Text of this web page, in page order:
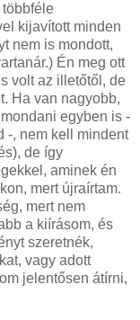
többféle
kijavított minden
nem is mondott,
Én meg ott
volt az illetőtől, de
Ha van nagyobb,
egyben is -
-, nem kell mindent
de így
aminek én
mert újraírtam.
mert nem
a kiírásom, és
szeretnék,
vagy adott
jelentősen átírni,